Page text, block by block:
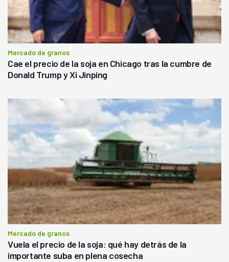
Mercado de granos
Cae el precio de la soja en Chicago tras la cumbre de
Donald Trump y Xi Jinping
Mercado de granos
Vuela el precio de la soja: qué hay detrás de la
importante suba en plena cosecha